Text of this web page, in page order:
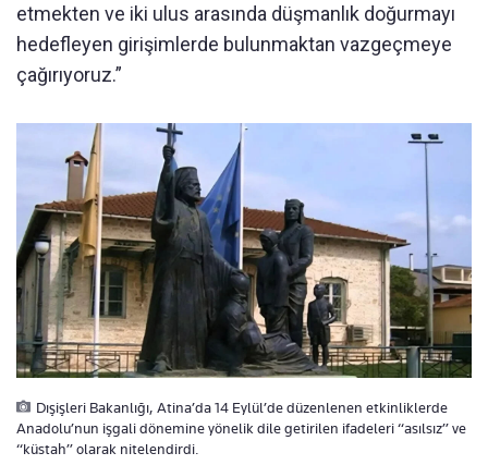
etmekten ve iki ulus arasında düşmanlık doğurmayı
hedefleyen girişimlerde bulunmaktan vazgeçmeye
çağırıyoruz.”
Dışişleri Bakanlığı, Atina’da 14 Eylül’de düzenlenen etkinliklerde
Anadolu’nun işgali dönemine yönelik dile getirilen ifadeleri “asılsız” ve
“küstah” olarak nitelendirdi.